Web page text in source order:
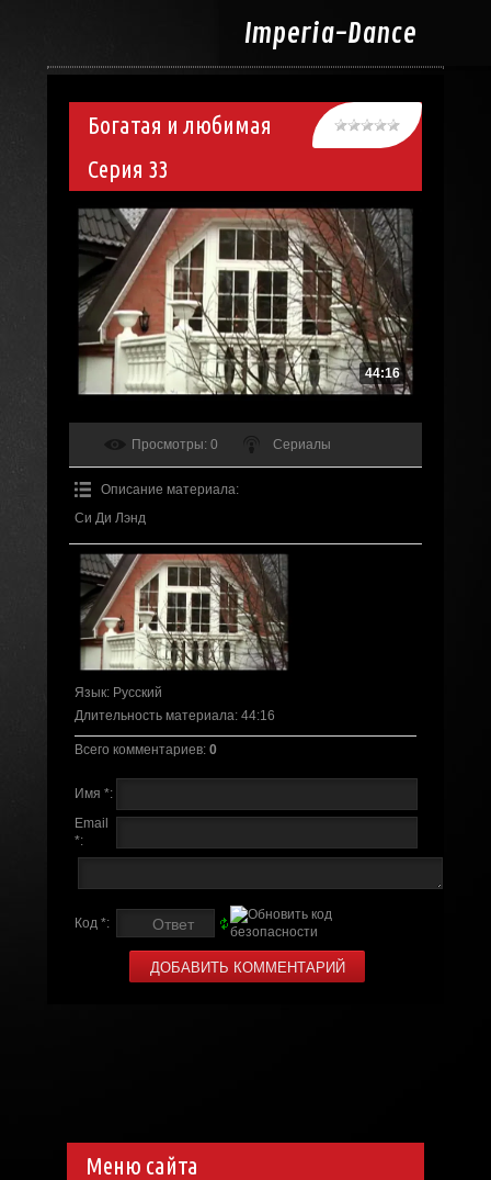
Imperia-Dance
Богатая и любимая
Серия 33
44:16
Просмотры: 0 Сериалы
Описание материала:
Си Ди Лэнд
Язык: Русский
Длительность материала: 44:16
Всего комментариев: 0
Имя *:
Email
*:
Код *:
Меню сайта